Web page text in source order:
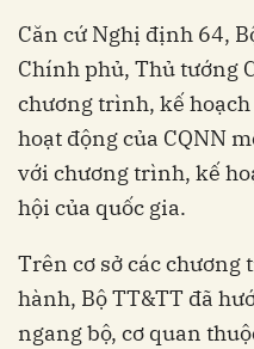
Căn cứ Nghị định 64,
Chính phủ, Thủ tướng
chương trình, kế
hoạt động của CQNN
với chương trình, kế
hội của quốc gia.
Trên cơ sở các chương
hành, Bộ TT&TT đã
ngang bộ, cơ quan